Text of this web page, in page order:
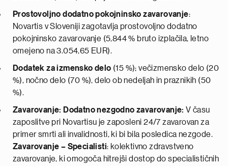
Prostovoljno dodatno pokojninsko zavarovanje:
Novartis v Sloveniji zagotavlja prostovoljno dodatno
pokojninsko zavarovanje (5,844 % bruto izplačila, letno
omejeno na 3.054,65 EUR).
Dodatek za izmensko delo (15 %); večizmensko delo (20
%), nočno delo (70 %), delo ob nedeljah in praznikih (50
%).
Zavarovanje: Dodatno nezgodno zavarovanje: V času
zaposlitve pri Novartisu je zaposleni 24/7 zavarovan za
primer smrti ali invalidnosti, ki bi bila posledica nezgode.
Zavarovanje – Specialisti: kolektivno zdravstveno
zavarovanje, ki omogoča hitrejši dostop do specialističnih